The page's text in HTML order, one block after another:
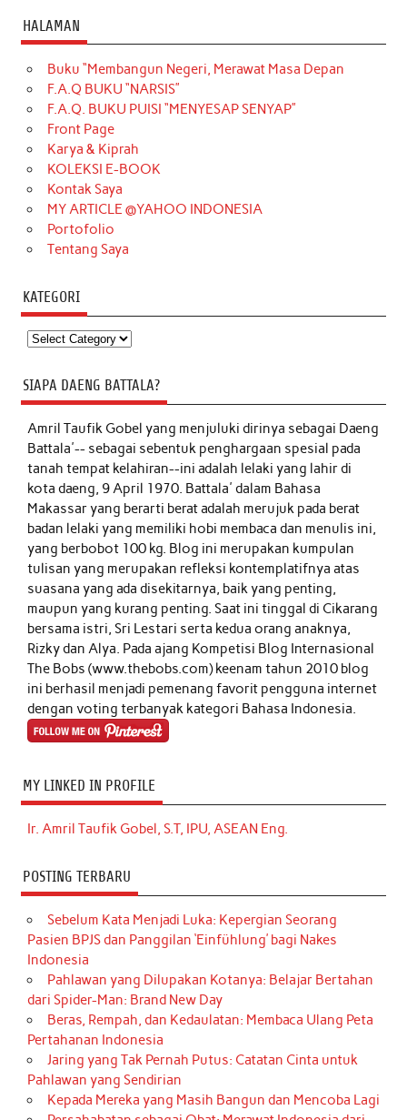
HALAMAN
Buku “Membangun Negeri, Merawat Masa Depan
F.A.Q BUKU “NARSIS”
F.A.Q. BUKU PUISI “MENYESAP SENYAP”
Front Page
Karya & Kiprah
KOLEKSI E-BOOK
Kontak Saya
MY ARTICLE @YAHOO INDONESIA
Portofolio
Tentang Saya
KATEGORI
Kategori
SIAPA DAENG BATTALA?
Amril Taufik Gobelyang menjuluki dirinya sebagai Daeng
Battala'-- sebagai sebentuk penghargaan spesial pada
tanah tempat kelahiran--ini adalah lelaki yang lahir di
kota daeng, 9 April 1970. Battala' dalam Bahasa
Makassar yang berarti berat adalah merujuk pada berat
badan lelaki yang memiliki hobi membaca dan menulis ini,
yang berbobot 100 kg. Blog ini merupakan kumpulan
tulisan yang merupakan refleksi kontemplatifnya atas
suasana yang ada disekitarnya, baik yang penting,
maupun yang kurang penting. Saat ini tinggal di Cikarang
bersama istri, Sri Lestari serta kedua orang anaknya,
Rizky dan Alya. Pada ajang Kompetisi Blog Internasional
The Bobs (www.thebobs.com) keenam tahun 2010 blog
ini berhasil menjadi pemenang favorit pengguna internet
dengan voting terbanyak kategori Bahasa Indonesia.
MY LINKED IN PROFILE
Ir. Amril Taufik Gobel, S.T, IPU, ASEAN Eng.
POSTING TERBARU
Sebelum Kata Menjadi Luka: Kepergian Seorang
Pasien BPJS dan Panggilan ‘Einfühlung’ bagi Nakes
Indonesia
Pahlawan yang Dilupakan Kotanya: Belajar Bertahan
dari Spider-Man: Brand New Day
Beras, Rempah, dan Kedaulatan: Membaca Ulang Peta
Pertahanan Indonesia
Jaring yang Tak Pernah Putus: Catatan Cinta untuk
Pahlawan yang Sendirian
Kepada Mereka yang Masih Bangun dan Mencoba Lagi